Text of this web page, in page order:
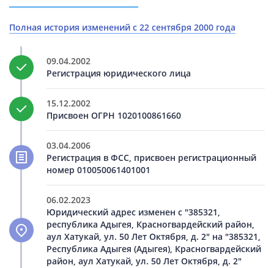
Полная история изменений с 22 сентября 2000 года
09.04.2002
Регистрация юридического лица
15.12.2002
Присвоен ОГРН 1020100861660
03.04.2006
Регистрация в ФСС, присвоен регистрационный
номер 010050061401001
06.02.2023
Юридический адрес изменен с "385321,
республика Адыгея, Красногвардейский район,
аул Хатукай, ул. 50 Лет Октября, д. 2" на "385321,
Республика Адыгея (Адыгея), Красногвардейский
район, аул Хатукай, ул. 50 Лет Октября, д. 2"